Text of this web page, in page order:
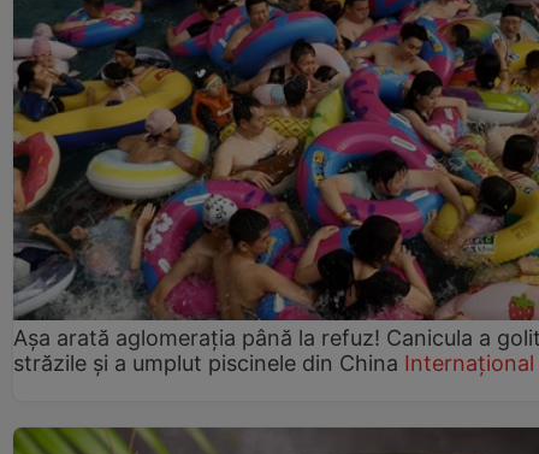
Așa arată aglomerația până la refuz! Canicula a
străzile și a umplut piscinele din China Internațional